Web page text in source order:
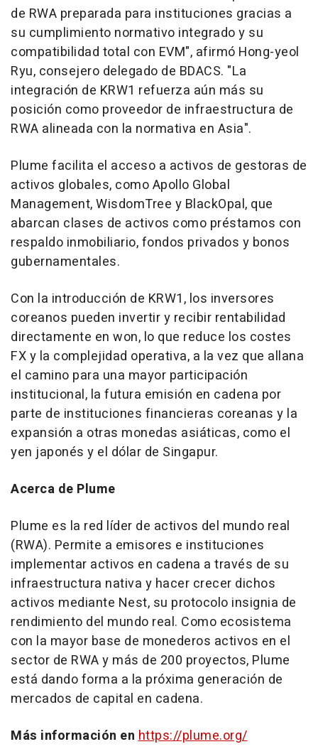
de RWA preparada para instituciones gracias a
su cumplimiento normativo integrado y su
compatibilidad total con EVM", afirmó Hong-yeol
Ryu, consejero delegado de BDACS. "La
integración de KRW1 refuerza aún más su
posición como proveedor de infraestructura de
RWA alineada con la normativa en Asia".
Plume facilita el acceso a activos de gestoras de
activos globales, como Apollo Global
Management, WisdomTree y BlackOpal, que
abarcan clases de activos como préstamos con
respaldo inmobiliario, fondos privados y bonos
gubernamentales.
Con la introducción de KRW1, los inversores
coreanos pueden invertir y recibir rentabilidad
directamente en won, lo que reduce los costes
FX y la complejidad operativa, a la vez que allana
el camino para una mayor participación
institucional, la futura emisión en cadena por
parte de instituciones financieras coreanas y la
expansión a otras monedas asiáticas, como el
yen japonés y el dólar de Singapur.
Acerca de Plume
Plume es la red líder de activos del mundo real
(RWA). Permite a emisores e instituciones
implementar activos en cadena a través de su
infraestructura nativa y hacer crecer dichos
activos mediante Nest, su protocolo insignia de
rendimiento del mundo real. Como ecosistema
con la mayor base de monederos activos en el
sector de RWA y más de 200 proyectos, Plume
está dando forma a la próxima generación de
mercados de capital en cadena.
Más información en https://plume.org/